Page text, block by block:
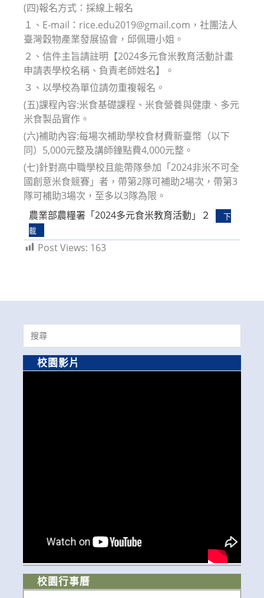
(四)報名方式：採線上報名
１、E-mail：rice.edu2019@gmail.com，社團法人
臺灣穀物產業發展協會，邱佩珊小姐。
２、信件主旨請註明【2024多元食米教育活動計畫
申請表學校名稱、負責老師姓名】。
３、以學校為單位請勿重複報名。
(五)課程內容:米食基礎課程、米食營養與健康、多元
米食製品實作。
(六)補助內容:每場次補助學校食材費新臺幣（以下
同）5,000元整及講師鐘點費4,000元整。
(七)針對高中職學校且能帶隊參加「2024非米不可全
國創意米食競賽」者，帶第2隊可補助2場次，帶第3
隊可補助3場次，至多以3隊為限。
農業部農糧署「2024多元食米教育活動」２
下
載
Post Views: 163
Search
for:
校園影片
校園行事曆